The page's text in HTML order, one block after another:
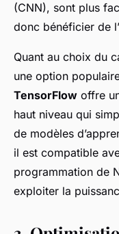
(CNN), sont plus
donc bénéficier de
Quant au choix du
une option
TensorFlow offre
haut niveau qui
de modèles
il est compatible
programmation de
exploiter la